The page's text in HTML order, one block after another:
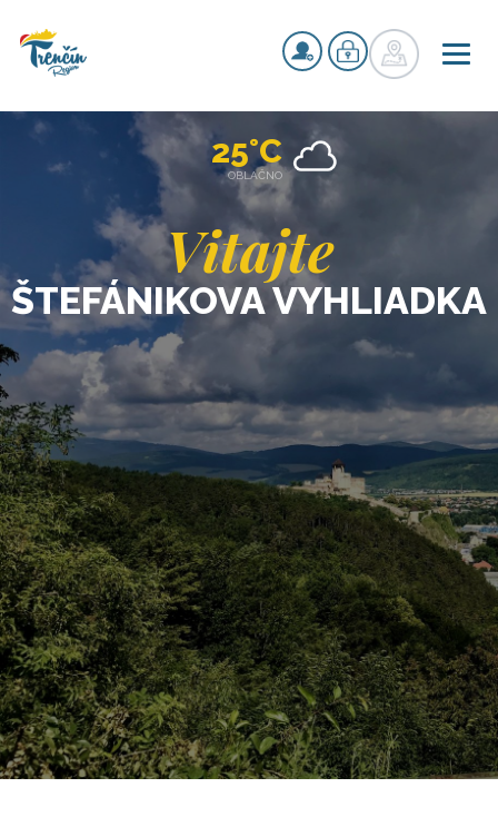
Vitajte
ŠTEFÁNIKOVA VYHLIADKA
25°C
OBLAČNO